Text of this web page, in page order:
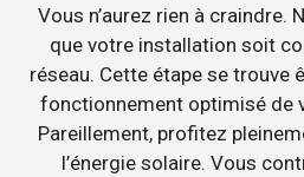
Vous n’aurez rien à craindre.
que votre installation soit
réseau. Cette étape se trouve
fonctionnement optimisé de
Pareillement, profitez
l’énergie solaire. Vous